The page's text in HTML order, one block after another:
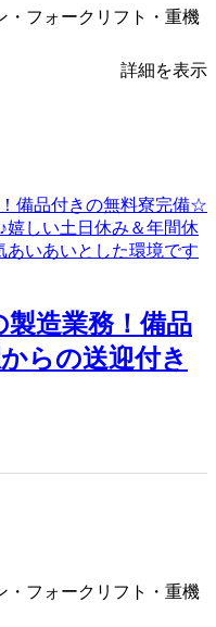
・フォークリフト・重機
詳細を表示
製造業務！備品
らの送迎付き
・フォークリフト・重機